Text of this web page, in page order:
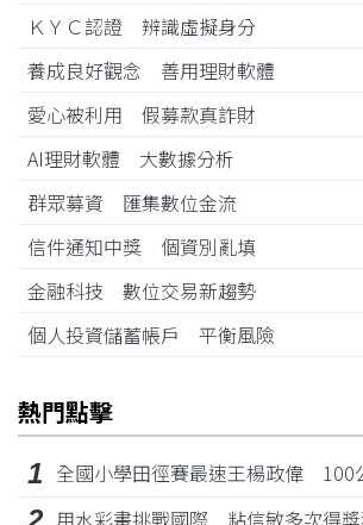
ＫＹＣ認證 辨識虛擬身分
養成良好觀念 善用理財軟體
愛心被利用 假募款真詐財
AI理財軟體 大數據分析
群眾募資 匯集數位金流
信件通知中獎 個資別亂填
金融科技 數位交易新趨勢
個人投資儲蓄帳戶 平衡風險
熱門點擊
1 全國小學田徑賽最速王楊政偉 100
用水彩畫挑戰國際 粘信敏多次得獎